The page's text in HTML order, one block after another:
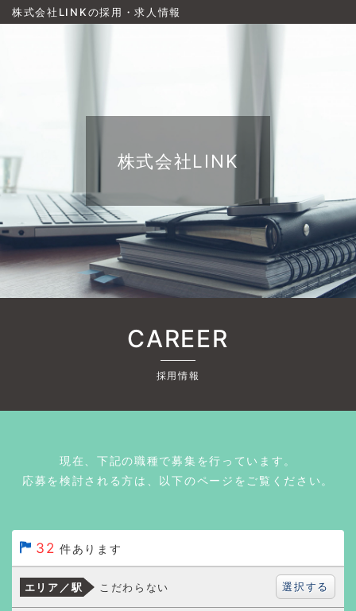
株式会社LINKの採用・求人情報
株式会社LINK
CAREER
採用情報
現在、下記の職種で募集を行っています。
応募を検討される方は、以下のページをご覧ください。
32 件あります
エリア／駅 こだわらない 選択する